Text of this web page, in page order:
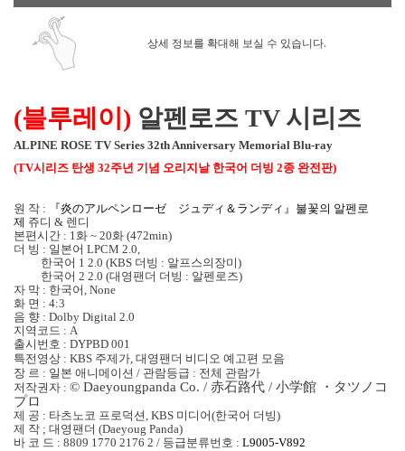
상세 정보를 확대해 보실 수 있습니다.
(블루레이) 알펜로즈 TV 시리즈
ALPINE ROSE TV Series 32th Anniversary Memorial Blu-ray
(TV시리즈 탄생 32주년 기념 오리지날 한국어 더빙 2종 완전판)
원 작 : 『炎のアルペンロ ーゼ ジュディ＆ランディ』불꽃의 알펜로
제 쥬디 & 렌디
본편시간 : 1화 ~ 20화 (472min)
더 빙 : 일본어 LPCM 2.0,
한국어 1 2.0 (KBS 더빙 : 알프스의장미)
한국어 2 2.0 (대영팬더 더빙 : 알펜로즈)
자 막 : 한국어, None
화 면 : 4:3
음 향 : Dolby Digital 2.0
지역코드 : A
출시번호 : DYPBD 001
특전영상 : KBS 주제가, 대영팬더 비디오 예고편 모음
장 르 : 일본 애니메이션 / 관람등급 : 전체 관람가
저작권자 : © Daeyoungpanda Co. / 赤石路代 / 小学館 ・ タツノコ
プロ
제 공 : 타츠노코 프로덕션, KBS 미디어(한국어 더빙)
제 작 ; 대영팬더 (Daeyoug Panda)
바 코 드 : 8809 1770 2176 2 / 등급분류번호 : L9005-V892